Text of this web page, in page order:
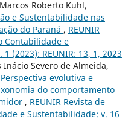
Roberto Kuhl,
e Sustentabilidade nas
do Paraná , REUNIR
Contabilidade e
(2023): REUNIR: 13, 1, 2023
Severo de Almeida,
Perspectiva evolutiva e
do comportamento
, REUNIR Revista de
e Sustentabilidade: v. 16